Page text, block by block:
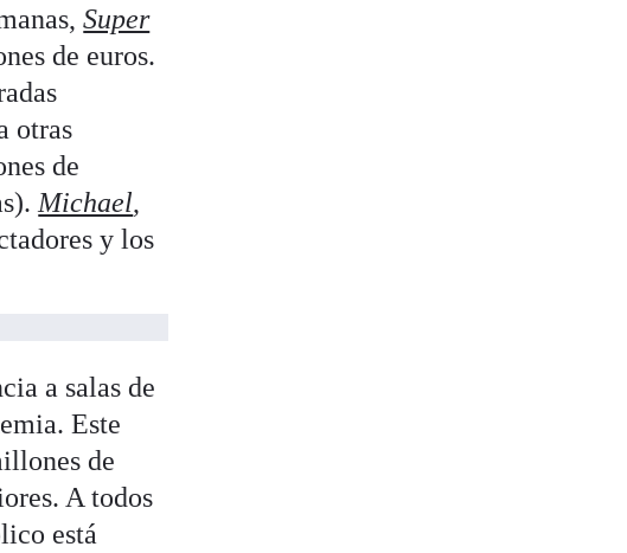
Super
de euros.
otras
de
Michael,
y los
a salas de
Este
de
A todos
está